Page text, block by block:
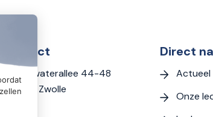
Contact
Zwartewaterallee 44-48
8031 DX Zwolle
Direct
Actueel
Onze